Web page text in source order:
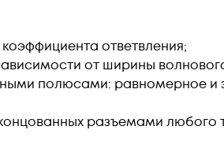
ответвления;
от ширины
полюсами: равномерное и
разъемами любого